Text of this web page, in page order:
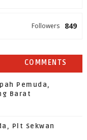
849
Followers
COMMENTS
Pemuda,
Barat
Plt Sekwan